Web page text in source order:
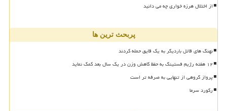
از اختلال هرزه خواری چه می دانید
پربحث ترین ها
نهنگ های قاتل باردیگر به یک قایق حمله کردند
۱۲ هفته رژیم فستینگ به حفظ کاهش وزن در یک سال بعد کمک نماید
پرواز گروهی از تنهایی به صرفه تر است
رکورد سرما